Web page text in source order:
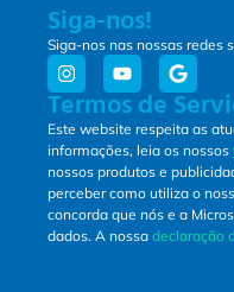
Siga-nos!
Siga-nos nas nossas redes
Termos de
Este website respeita as
informações, leia os nossos
nossos produtos e
perceber como utiliza o
concorda que nós e a
dados. A nossa declaração